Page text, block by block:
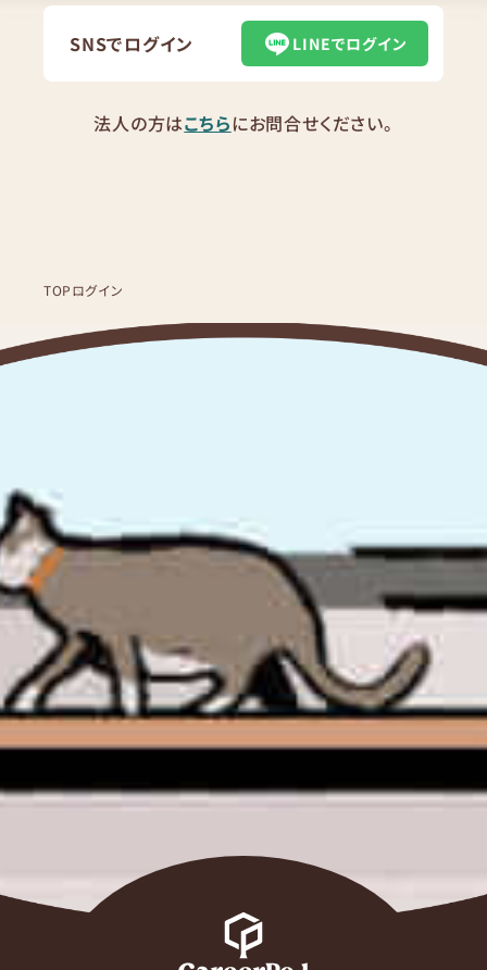
SNSでログイン LINEでログイン
法人の方はこちらにお問合せください。
TOPログイン